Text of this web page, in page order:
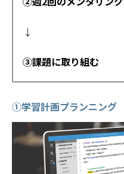
↓
③課題に取り組む
①学習計画プランニング